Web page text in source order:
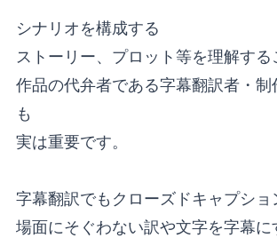
シナリオを構成する
ストーリー、プロット等を理解する
作品の代弁者である字幕翻訳者・制
も
実は重要です。
字幕翻訳でもクローズドキャプショ
場面にそぐわない訳や文字を字幕に